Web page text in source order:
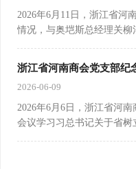
2026年6月11日，浙江省河
情况，与奥垲斯总经理关
浙江省河南商会党支部纪
2026-06-09
2026年6月6日，浙江省河
会议学习习总书记关于省